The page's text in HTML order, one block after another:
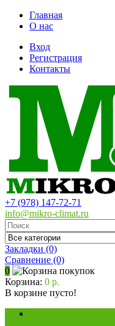
Главная
О нас
Вход
Регистрация
Контакты
+7 (978) 147-72-71
info@mikro-climat.ru
Закладки (0)
Сравнение (0)
0
Корзина: 0 р.
В корзине пусто!